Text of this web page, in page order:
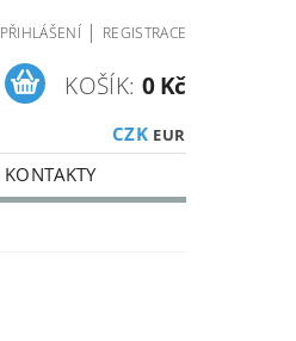
PŘIHLÁŠENÍ | REGISTRACE
CZK EUR
KOŠÍK: 0 Kč
KONTAKTY